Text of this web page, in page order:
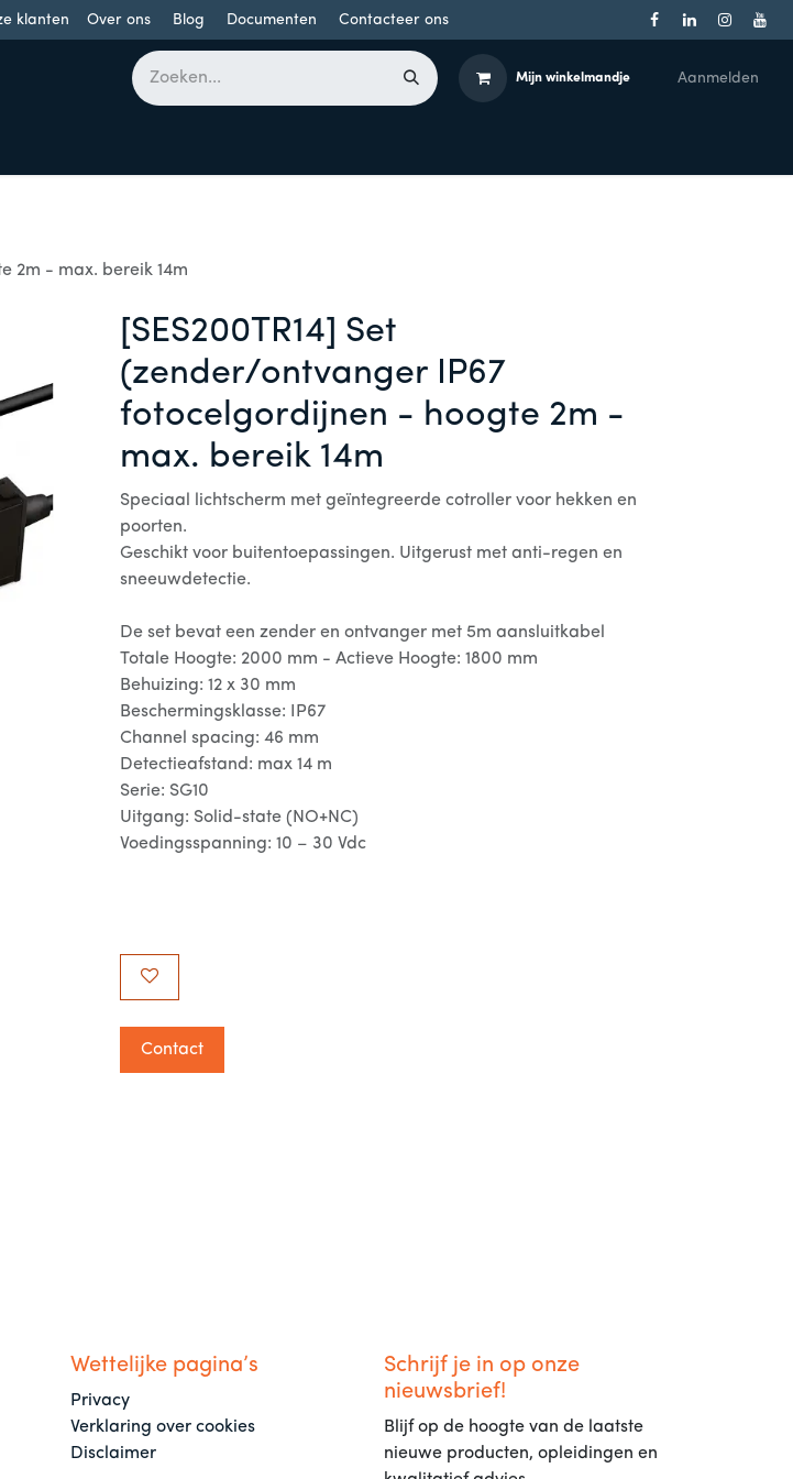
klanten Over ons Blog Documenten Contacteer ons
Mijn winkelmandje Aanmelden
2m - max. bereik 14m
[SES200TR14] Set
(zender/ontvanger IP67
fotocelgordijnen - hoogte 2m -
max. bereik 14m
Speciaal lichtscherm met geïntegreerde cotroller voor hekken en
poorten.
Geschikt voor buitentoepassingen. Uitgerust met anti-regen en
sneeuwdetectie.
De set bevat een zender en ontvanger met 5m aansluitkabel
Totale Hoogte: 2000 mm - Actieve Hoogte: 1800 mm
Behuizing: 12 x 30 mm
Beschermingsklasse: IP67
Channel spacing: 46 mm
Detectieafstand: max 14 m
Serie: SG10
Uitgang: Solid-state (NO+NC)
Voedingsspanning: 10 – 30 Vdc
Contact
Wettelijke pagina’s
Privacy
Verklaring over cookies
Disclaimer
Schrijf je in op onze
nieuwsbrief!
Blijf op de hoogte van de laatste
nieuwe producten, opleidingen en